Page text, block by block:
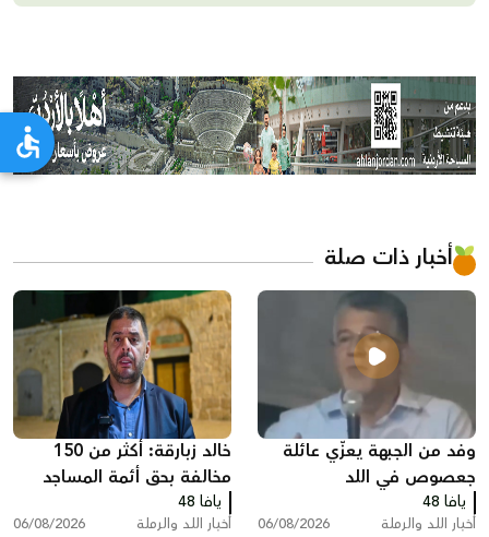
أخبار ذات صلة
وفد من الجبهة يعزّي عائلة
جعصوص في اللد
يافا 48
أخبار اللد والرملة 06/08/2026
خالد زبارقة: أكثر من 150
مخالفة بحق أئمة المساجد
بسبب رفع الأذان في اللد
يافا 48
أخبار اللد والرملة 06/08/2026